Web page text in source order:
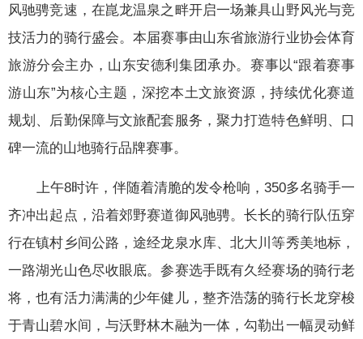
风驰骋竞速，在崑龙温泉之畔开启一场兼具山野风光与竞
技活力的骑行盛会。本届赛事由山东省旅游行业协会体育
旅游分会主办， 山东安德利集团承办。赛事以“跟着赛事
游山东”为核心主题，深挖本土文旅资源，持续优化赛道
规划、后勤保障与文旅配套服务，聚力打造特色鲜明、口
碑一流的山地骑行品牌赛事。
上午8时许，伴随着清脆的发令枪响，350多名骑手一
齐冲出起点，沿着郊野赛道御风驰骋。长长的骑行队伍穿
行在镇村乡间公路，途经龙泉水库、北大川等秀美地标，
一路湖光山色尽收眼底。参赛选手既有久经赛场的骑行老
将，也有活力满满的少年健儿，整齐浩荡的骑行长龙穿梭
于青山碧水间，与沃野林木融为一体，勾勒出一幅灵动鲜